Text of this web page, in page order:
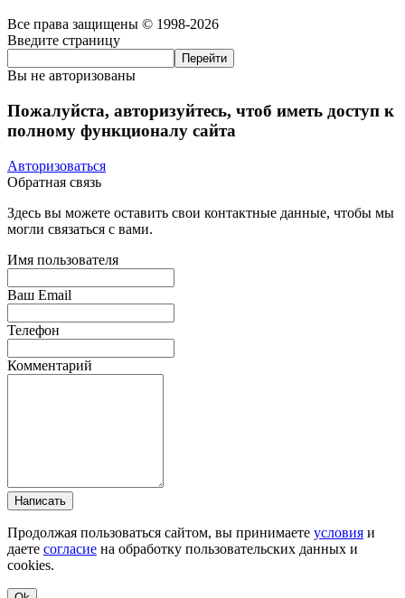
Все права защищены © 1998-2026
Введите страницу
Вы не авторизованы
Пожалуйста, авторизуйтесь, чтоб иметь доступ к
полному функционалу сайта
Авторизоваться
Обратная связь
Здесь вы можете оставить свои контактные данные, чтобы мы
могли связаться с вами.
Имя пользователя
Ваш Email
Телефон
Комментарий
Написать
Продолжая пользоваться сайтом, вы принимаете условия и
даете согласие на обработку пользовательских данных и
cookies.